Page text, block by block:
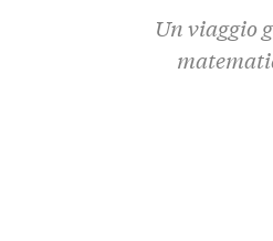
Un viaggio